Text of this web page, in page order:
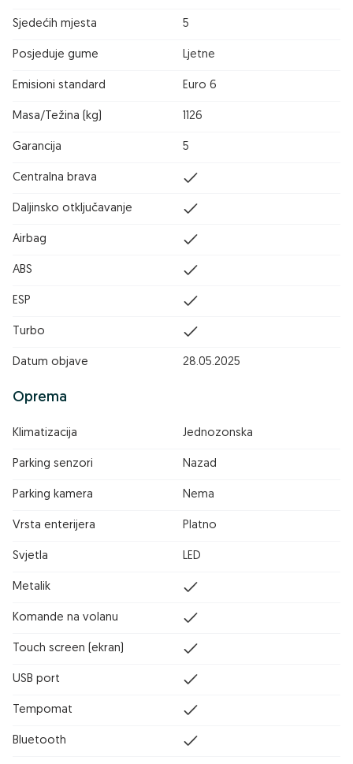
Sjedećih mjesta 5
Posjeduje gume Ljetne
Emisioni standard Euro 6
Masa/Težina (kg) 1126
Garancija 5
Centralna brava
Daljinsko otključavanje
Airbag
ABS
ESP
Turbo
Datum objave 28.05.2025
Oprema
Klimatizacija Jednozonska
Parking senzori Nazad
Parking kamera Nema
Vrsta enterijera Platno
Svjetla LED
Metalik
Komande na volanu
Touch screen (ekran)
USB port
Tempomat
Bluetooth